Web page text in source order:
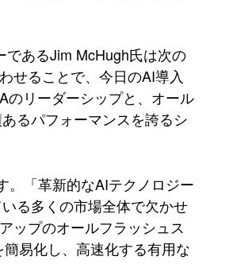
あるJim McHugh氏は次の
せることで、今日のAI導入
のリーダーシップと、オール
るパフォーマンスを誇るシ
。「革新的なAIテクノロジー
る多くの市場全体で欠かせ
ップのオールフラッシュス
易化し、高速化する有用な